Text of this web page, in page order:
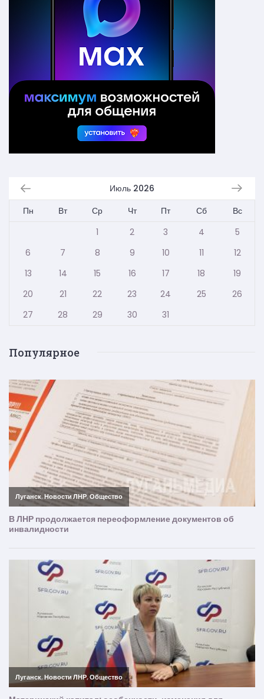
Июль 2026
Пн
Вт Ср Чт Пт Сб
Вс
1
2 3 4
5
6
7 8 9 10 11
12
13
14 15 16 17 18
19
20
21 22 23 24 25
26
27
28 29 30 31
Популярное